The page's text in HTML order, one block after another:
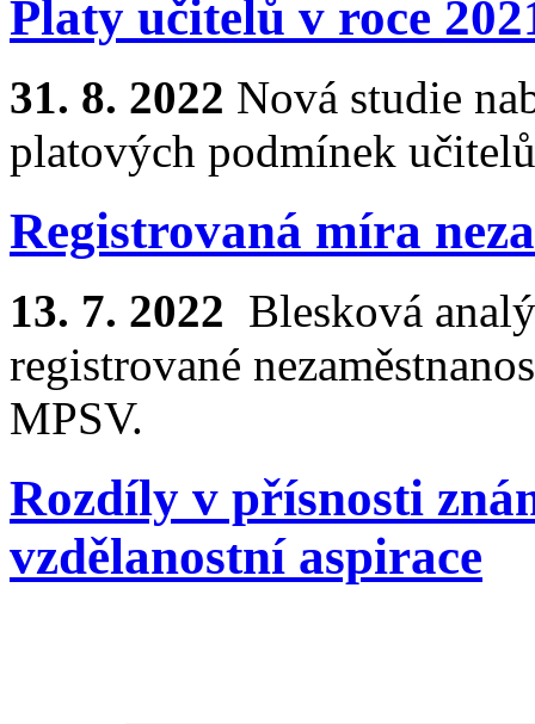
Platy učitelů v roce
31. 8. 2022 Nová studie
platových podmínek
Registrovaná míra
13. 7. 2022 Blesková
registrované
MPSV.
Rozdíly v přísnosti
vzdělanostní aspirace